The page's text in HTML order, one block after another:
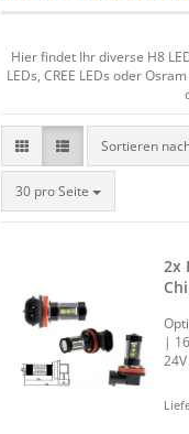
Hier findet Ihr diverse H8
LEDs, CREE LEDs oder
Sortieren
30 pro Seite
2x
|
24V